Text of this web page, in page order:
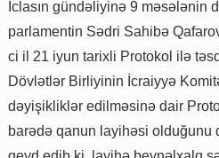
İclasın gündəliyinə 9 məsələnin
parlamentin Sədri Sahibə
ci il 21 iyun tarixli Protokol ilə
Dövlətlər Birliyinin İcraiyyə
dəyişikliklər edilməsinə dair
barədə qanun layihəsi olduğunu